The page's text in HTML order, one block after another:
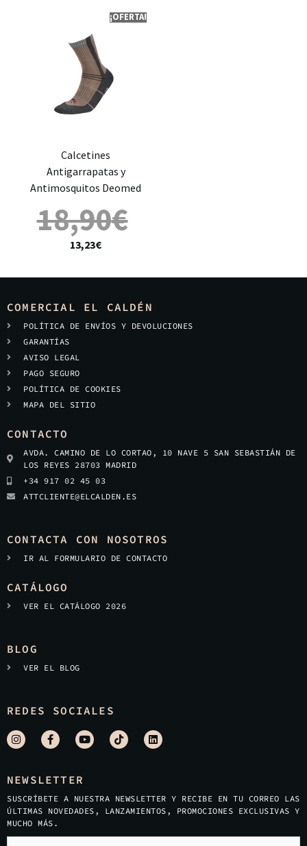
¡OFERTA!
Calcetines
Antigarrapatas y
Antimosquitos Deomed
18,90€
13,23€
COMERCIAL EL CALDÉN
POLÍTICA DE ENVÍOS Y DEVOLUCIONES
GARANTÍAS
AVISO LEGAL
PAGO SEGURO
POLÍTICA DE COOKIES
MAPA DEL SITIO
CONTACTO
AVDA. CAMINO DE LO CORTAO, 10 NAVE 5 SAN SEBASTIÁN DE
LOS REYES 28703 MADRID
+34 917 02 45 03
ATTCLIENTE@ELCALDEN.ES
CONTACTA CON NOSOTROS
IR AL FORMULARIO DE CONTACTO
CATÁLOGO
VER EL CATÁLOGO 2026
BLOG
VER EL BLOG
REDES SOCIALES
NEWSLETTER
SUSCRÍBETE A NUESTRA NEWSLETTER Y RECIBE EN TU CORREO LAS
ÚLTIMAS NOVEDADES, LANZAMIENTOS, PROMOCIONES EXCLUSIVAS Y
MUCHO MÁS.